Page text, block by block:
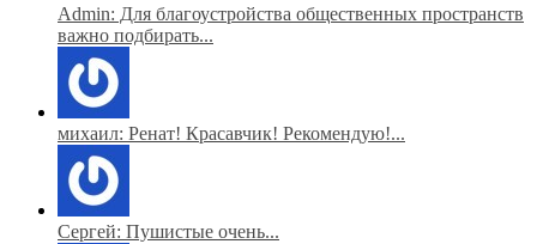
Admin: Для благоустройства общественных пространств
важно подбирать...
михаил: Ренат! Красавчик! Рекомендую!...
Сергей: Пушистые очень...